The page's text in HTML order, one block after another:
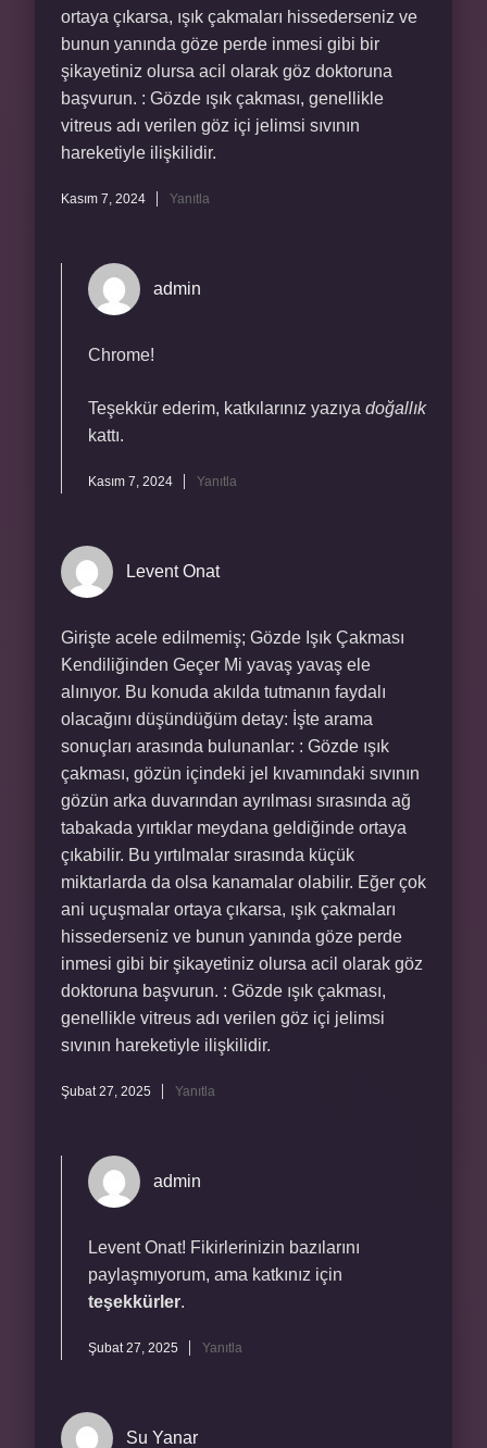
ortaya çıkarsa, ışık çakmaları hissederseniz ve
bunun yanında göze perde inmesi gibi bir
şikayetiniz olursa acil olarak göz doktoruna
başvurun. : Gözde ışık çakması, genellikle
vitreus adı verilen göz içi jelimsi sıvının
hareketiyle ilişkilidir.
Kasım 7, 2024 Yanıtla
admin
Chrome!
Teşekkür ederim, katkılarınız yazıya doğallık
kattı.
Kasım 7, 2024 Yanıtla
Levent Onat
Girişte acele edilmemiş; Gözde Işık Çakması
Kendiliğinden Geçer Mi yavaş yavaş ele
alınıyor. Bu konuda akılda tutmanın faydalı
olacağını düşündüğüm detay: İşte arama
sonuçları arasında bulunanlar: : Gözde ışık
çakması, gözün içindeki jel kıvamındaki sıvının
gözün arka duvarından ayrılması sırasında ağ
tabakada yırtıklar meydana geldiğinde ortaya
çıkabilir. Bu yırtılmalar sırasında küçük
miktarlarda da olsa kanamalar olabilir. Eğer çok
ani uçuşmalar ortaya çıkarsa, ışık çakmaları
hissederseniz ve bunun yanında göze perde
inmesi gibi bir şikayetiniz olursa acil olarak göz
doktoruna başvurun. : Gözde ışık çakması,
genellikle vitreus adı verilen göz içi jelimsi
sıvının hareketiyle ilişkilidir.
Şubat 27, 2025 Yanıtla
admin
Levent Onat! Fikirlerinizin bazılarını
paylaşmıyorum, ama katkınız için
teşekkürler.
Şubat 27, 2025 Yanıtla
Su Yanar